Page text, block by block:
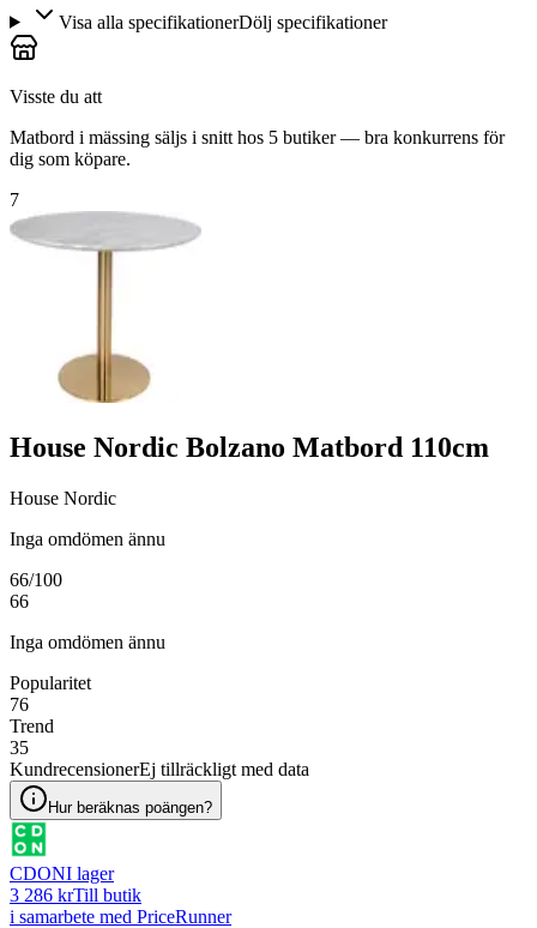
Visa alla specifikationerDölj specifikationer
Visste du att
Matbord i mässing säljs i snitt hos 5 butiker — bra konkurrens för
dig som köpare.
7
House Nordic Bolzano Matbord 110cm
House Nordic
Inga omdömen ännu
66/100
66
Inga omdömen ännu
Popularitet
76
Trend
35
KundrecensionerEj tillräckligt med data
Hur beräknas poängen?
CDONI lager
3 286 krTill butik
i samarbete med PriceRunner